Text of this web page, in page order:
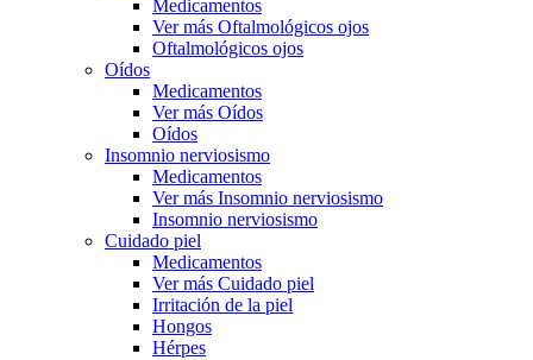
Medicamentos
Ver más Oftalmológicos ojos
Oftalmológicos ojos
Oídos
Medicamentos
Ver más Oídos
Oídos
Insomnio nerviosismo
Medicamentos
Ver más Insomnio nerviosismo
Insomnio nerviosismo
Cuidado piel
Medicamentos
Ver más Cuidado piel
Irritación de la piel
Hongos
Hérpes